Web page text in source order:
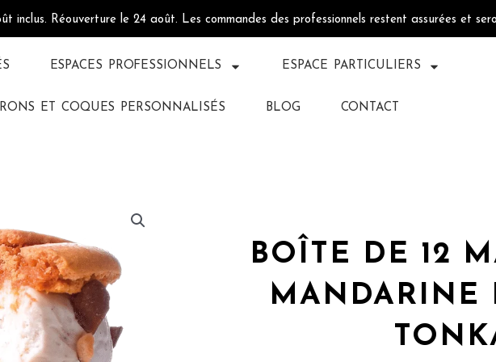
inclus. Réouverture le 24 août. Les commandes des professionnels restent assurées et
ESPACES PROFESSIONNELS ESPACE PARTICULIERS
ET COQUES PERSONNALISÉS BLOG CONTACT
BOÎTE DE 12
MANDARINE